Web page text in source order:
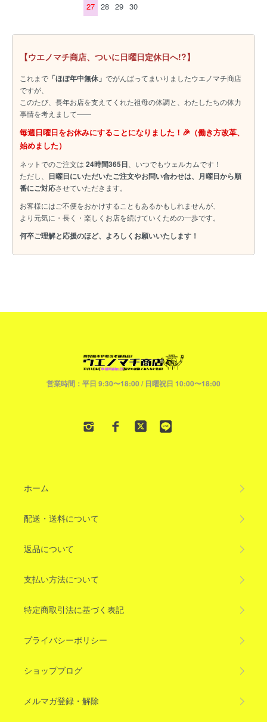
27 28 29 30
【ウエノマチ商店、ついに日曜日定休日へ!?】
これまで 「ほぼ年中無休」 でがんばってまいりましたウエノマチ商店
ですが、
このたび、長年お店を支えてくれた祖母の体調と、わたしたちの体力
事情を考えまして――
毎週日曜日をお休みにすることになりました！🎉（働き方改革、
始めました）
ネットでのご注文は 24時間365日 、いつでもウェルカムです！
ただし、
日曜日にいただいたご注文やお問い合わせは、月曜日から順
番にご対応させていただきます。
お客様にはご不便をおかけすることもあるかもしれませんが、
より元気に・長く・楽しくお店を続けていくための一歩です。
何卒ご理解と応援のほど、よろしくお願いいたします！
営業時間：平日 9:30〜18:00 / 日曜祝日 10:00〜18:00
ホーム
配送・送料について
返品について
支払い方法について
特定商取引法に基づく表記
プライバシーポリシー
ショップブログ
メルマガ登録・解除